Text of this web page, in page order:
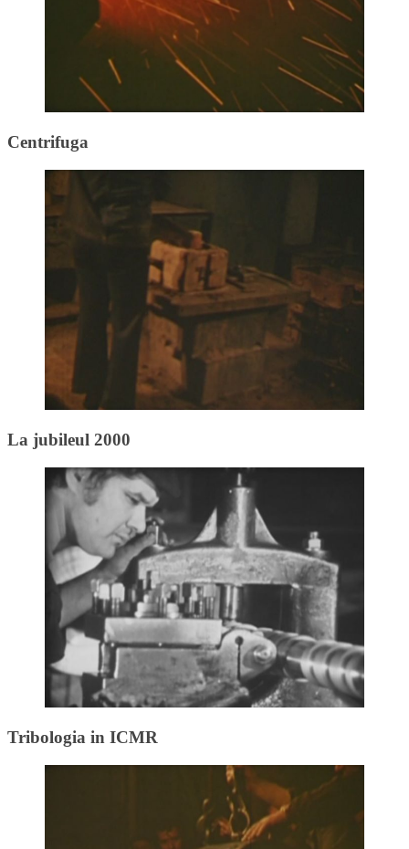
Centrifuga
La jubileul 2000
Tribologia in ICMR